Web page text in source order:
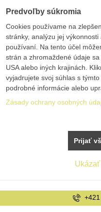
Predvoľby súkromia
Cookies používame na
stránky, analýzu jej
používaní. Na tento účel
strán a zhromaždené údaje
USA alebo iných krajinách.
vyjadrujete svoj súhlas s
podrobné informácie alebo
Zásady ochrany osobných
Prijať